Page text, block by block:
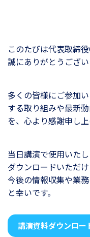
このたびは代表取締
誠にありがとうござい
多くの皆様にご参加
する取り組みや最新
を、心より感謝申し上
当日講演で使用いた
ダウンロードいただけ
今後の情報収集や業
と幸いです。
講演資料ダウンロー